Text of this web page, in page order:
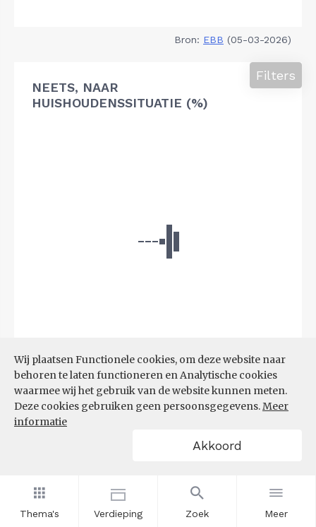
Thema's Verdieping Zoek Meer
Wij plaatsen Functionele cookies, om deze website naar
behoren te laten functioneren en Analytische cookies
waarmee wij het gebruik van de website kunnen meten.
Deze cookies gebruiken geen persoonsgegevens.Meer
informatie
Akkoord
Bron: EBB (05-03-2026)
NEETS, NAAR
HUISHOUDENSSITUATIE (%)
Filters
Bron: CBS microdata (EBB) (09-03-2026)
AANDEEL NEETS NAAR REGIO
Filters